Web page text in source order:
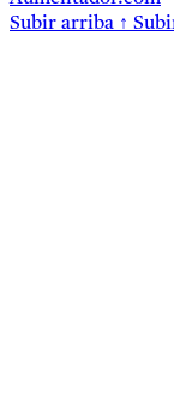
Subir arriba ↑